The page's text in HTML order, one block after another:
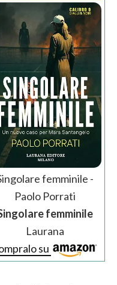
femminile -
Paolo Porrati
femminile
Laurana
su